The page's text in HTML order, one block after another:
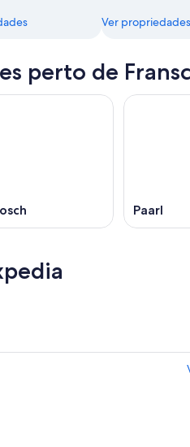
Ver propriedades
perto de
Paarl